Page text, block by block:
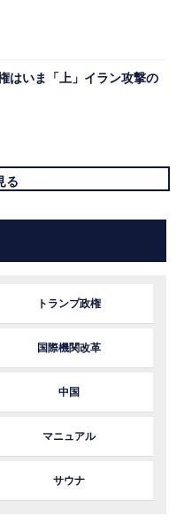
はいま「上」イラン攻撃の
る
トランプ政権
国際機関改革
中国
マニュアル
サウナ